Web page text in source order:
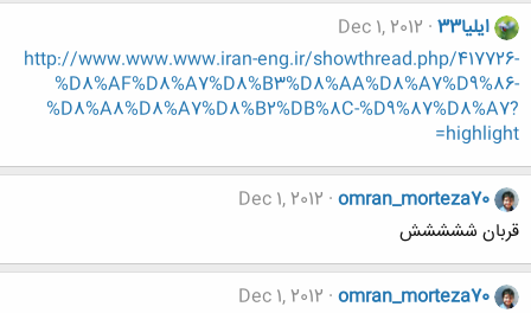
ایلیا33
Dec 1, 2012
http://www.www.www.iran-eng.ir/showthread.php/417726-
%D8%AF%D8%A7%D8%B3%D8%AA%D8%A7%D9%86-
%D8%A8%D8%A7%D8%B2%DB%8C-%D9%87%D8%A7?
highlight=
omran_morteza70
Dec 1, 2012
قربان ششششش
omran_morteza70
Dec 1, 2012